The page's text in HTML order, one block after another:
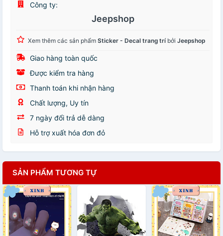
Công ty:
Jeepshop
Xem thêm các sản phẩm Sticker - Decal trang trí bởi Jeepshop
Giao hàng toàn quốc
Được kiểm tra hàng
Thanh toán khi nhận hàng
Chất lượng, Uy tín
7 ngày đổi trả dễ dàng
Hỗ trợ xuất hóa đơn đỏ
SẢN PHẨM TƯƠNG TỰ